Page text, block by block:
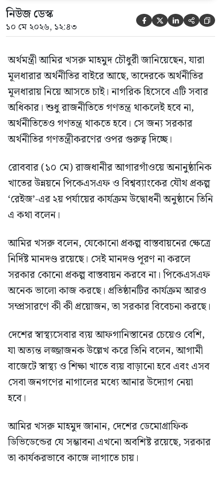
নিউজ ডেস্ক
১০ মে ২০২৬, ১২:৪৩     
অর্থমন্ত্রী আমির খসরু মাহমুদ চৌধুরী জানিয়েছেন, যারা
মূলধারার অর্থনীতির বাইরে আছে, তাদেরকে অর্থনীতির
মূলধারায় নিয়ে আসতে চাই। নাগরিক হিসেবে এটি সবার
অধিকার। শুধু রাজনীতিতে গণতন্ত্র থাকলেই হবে না,
অর্থনীতিতেও গণতন্ত্র থাকতে হবে। সে জন্য সরকার
অর্থনীতির গণতন্ত্রীকরণের ওপর গুরুত্ব দিচ্ছে।
রোববার (১০ মে) রাজধানীর আগারগাঁওয়ে অনানুষ্ঠানিক
খাতের উন্নয়নে পিকেএসএফ ও বিশ্বব্যাংকের যৌথ প্রকল্প
‘রেইজ’-এর ২য় পর্যায়ের কার্যক্রম উদ্বোধনী অনুষ্ঠানে তিনি
এ কথা বলেন।
আমির খসরু বলেন, যেকোনো প্রকল্প বাস্তবায়নের ক্ষেত্রে
নির্দিষ্ট মানদণ্ড রয়েছে। সেই মানদণ্ড পূরণ না করলে
সরকার কোনো প্রকল্প বাস্তবায়ন করবে না। পিকেএসএফ
অনেক ভালো কাজ করছে। প্রতিষ্ঠানটির কার্যক্রম আরও
সম্প্রসারণে কী কী প্রয়োজন, তা সরকার বিবেচনা করছে।
দেশের স্বাস্থ্যসেবার ব্যয় আফগানিস্তানের চেয়েও বেশি,
যা অত্যন্ত লজ্জাজনক উল্লেখ করে তিনি বলেন, আগামী
বাজেটে স্বাস্থ্য ও শিক্ষা খাতে ব্যয় বাড়ানো হবে এবং এসব
সেবা জনগণের নাগালের মধ্যে আনার উদ্যোগ নেয়া
হবে।
আমির খসরু মাহমুদ জানান, দেশের ডেমোগ্রাফিক
ডিভিডেন্ডের যে সম্ভাবনা এখনো অবশিষ্ট রয়েছে, সরকার
তা কার্যকরভাবে কাজে লাগাতে চায়।